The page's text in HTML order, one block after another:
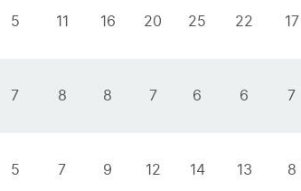
5 11 16 20 25 22 17
7 8 8 7 6 6 7
5 7 9 12 14 13 8